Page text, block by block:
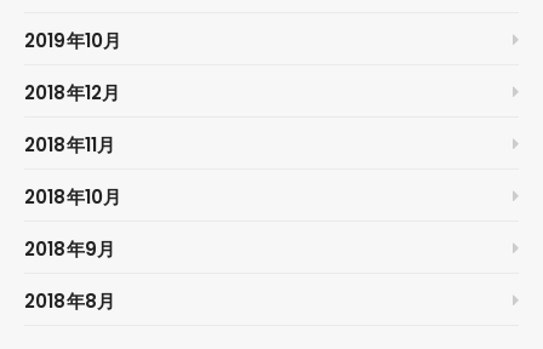
2019年10月
2018年12月
2018年11月
2018年10月
2018年9月
2018年8月